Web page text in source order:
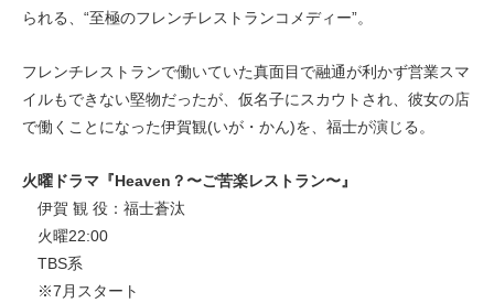
られる、“至極のフレンチレストランコメディー”。
フレンチレストランで働いていた真面目で融通が利かず営業スマ
イルもできない堅物だったが、仮名子にスカウトされ、彼女の店
で働くことになった伊賀観(いが・かん)を、福士が演じる。
火曜ドラマ『Heaven？〜ご苦楽レストラン〜』
伊賀 観 役：福士蒼汰
火曜22:00
TBS系
※7月スタート